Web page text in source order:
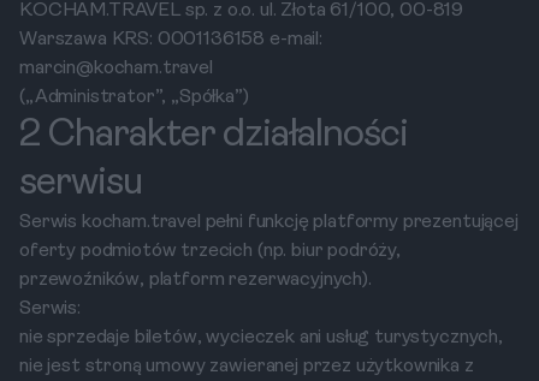
KOCHAM.TRAVEL sp. z o.o. ul. Złota 61/100, 00-819
Warszawa KRS: 0001136158 e-mail:
marcin@kocham.travel
(„Administrator”, „Spółka”)
2 Charakter działalności
serwisu
Serwis kocham.travel pełni funkcję platformy prezentującej
oferty podmiotów trzecich (np. biur podróży,
przewoźników, platform rezerwacyjnych).
Serwis:
nie sprzedaje biletów, wycieczek ani usług turystycznych,
nie jest stroną umowy zawieranej przez użytkownika z